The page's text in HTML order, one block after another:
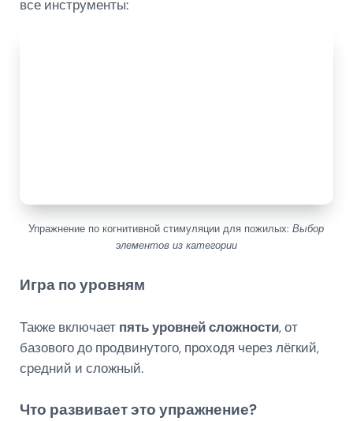
все инструменты:
Упражнение по когнитивной стимуляции для пожилых:Выбор
элементов из категории
Игра по уровням
Также включает пять уровней сложности, от
базового до продвинутого, проходя через лёгкий,
средний и сложный.
Что развивает это упражнение?